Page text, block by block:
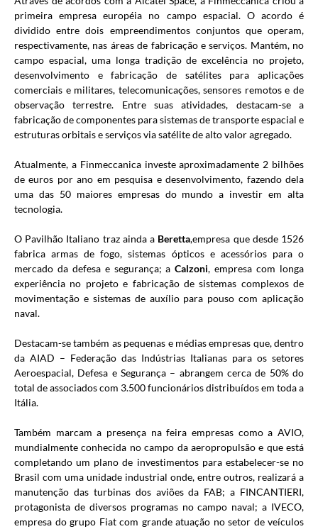
primeira empresa européia no campo espacial. O acordo é
dividido entre dois empreendimentos conjuntos que operam,
respectivamente, nas áreas de fabricação e serviços. Mantém, no
campo espacial, uma longa tradição de excelência no projeto,
desenvolvimento e fabricação de satélites para aplicações
comerciais e militares, telecomunicações, sensores remotos e de
observação terrestre. Entre suas atividades, destacam-se a
fabricação de componentes para sistemas de transporte espacial e
estruturas orbitais e serviços via satélite de alto valor agregado.
Atualmente, a Finmeccanica investe aproximadamente 2 bilhões
de euros por ano em pesquisa e desenvolvimento, fazendo dela
uma das 50 maiores empresas do mundo a investir em alta
tecnologia.
O Pavilhão Italiano traz ainda a Beretta,empresa que desde 1526
fabrica armas de fogo, sistemas ópticos e acessórios para o
mercado da defesa e segurança; aCalzoni, empresa com longa
experiência no projeto e fabricação de sistemas complexos de
movimentação e sistemas de auxílio para pouso com aplicação
naval.
Destacam-se também as pequenas e médias empresas que, dentro
da AIAD – Federação das Indústrias Italianas para os setores
Aeroespacial, Defesa e Segurança – abrangem cerca de 50% do
total de associados com 3.500 funcionários distribuídos em toda a
Itália.
Também marcam a presença na feira empresas como a AVIO,
mundialmente conhecida no campo da aeropropulsão e que está
completando um plano de investimentos para estabelecer-se no
Brasil com uma unidade industrial onde, entre outros, realizará a
manutenção das turbinas dos aviões da FAB; a FINCANTIERI,
protagonista de diversos programas no campo naval; a IVECO,
empresa do grupo Fiat com grande atuação no setor de veículos